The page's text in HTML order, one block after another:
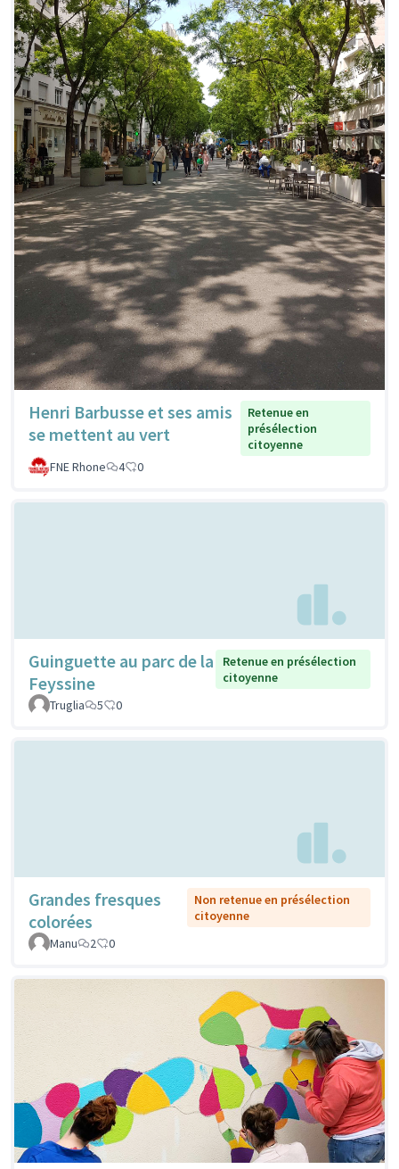
Henri Barbusse et ses amis
se mettent au vert
Retenue en
présélection
citoyenne
FNE Rhone
4 0
Guinguette au parc de la
Feyssine
Retenue en présélection
citoyenne
Truglia
5 0
Grandes fresques
colorées
Non retenue en présélection
citoyenne
Manu
2 0